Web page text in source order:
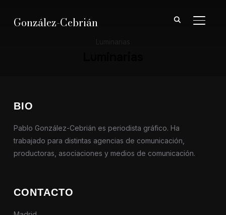
González-Cebrián
BIO
Pablo González-Cebrián es periodista gráfico. Ha
trabajado para distintas agencias de comunicación,
productoras, asociaciones y medios de comunicación.
CONTACTO